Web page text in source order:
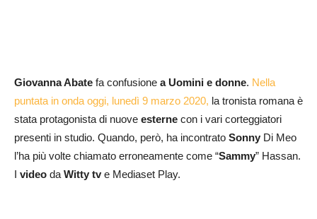
Giovanna Abate fa confusione a Uomini e donne. Nella
puntata in onda oggi, lunedì 9 marzo 2020, la tronista romana è
stata protagonista di nuove esterne con i vari corteggiatori
presenti in studio. Quando, però, ha incontrato Sonny Di Meo
l’ha più volte chiamato erroneamente come “Sammy” Hassan.
video daWitty tve Mediaset Play.